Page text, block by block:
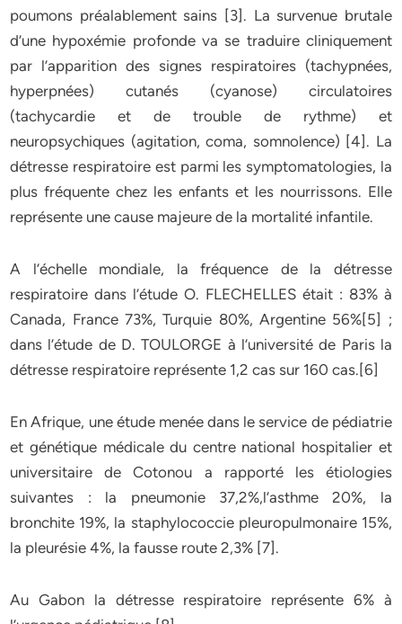
poumons préalablement sains [3]. La survenue brutale
d’une hypoxémie profonde va se traduire cliniquement
par l’apparition des signes respiratoires (tachypnées,
hyperpnées) cutanés (cyanose) circulatoires
(tachycardie et de trouble de rythme) et
neuropsychiques (agitation, coma, somnolence) [4]. La
détresse respiratoire est parmi les symptomatologies, la
plus fréquente chez les enfants et les nourrissons. Elle
représente une cause majeure de la mortalité infantile.
A l’échelle mondiale, la fréquence de la détresse
respiratoire dans l’étude O. FLECHELLES était : 83% à
Canada, France 73%, Turquie 80%, Argentine 56%[5] ;
dans l’étude de D. TOULORGE à l’université de Paris la
détresse respiratoire représente 1,2 cas sur 160 cas.[6]
En Afrique, une étude menée dans le service de pédiatrie
et génétique médicale du centre national hospitalier et
universitaire de Cotonou a rapporté les étiologies
suivantes : la pneumonie 37,2%,l’asthme 20%, la
bronchite 19%, la staphylococcie pleuropulmonaire 15%,
la pleurésie 4%, la fausse route 2,3% [7].
Au Gabon la détresse respiratoire représente 6% à